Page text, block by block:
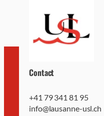
Contact
+41 79 341 81 95
info@lausanne-usl.ch